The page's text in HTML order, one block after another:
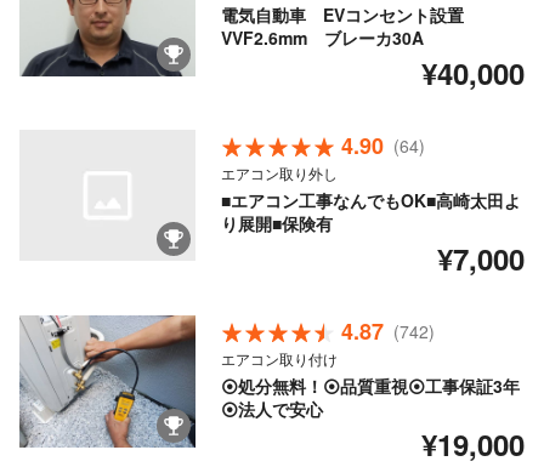
電気自動車 EVコンセント設置
VVF2.6mm ブレーカ30A
¥40,000
4.90 (64)
エアコン取り外し
■エアコン工事なんでもOK■高崎太田よ
り展開■保険有
¥7,000
4.87 (742)
エアコン取り付け
⦿処分無料！⦿品質重視⦿工事保証3年
⦿法人で安心
¥19,000